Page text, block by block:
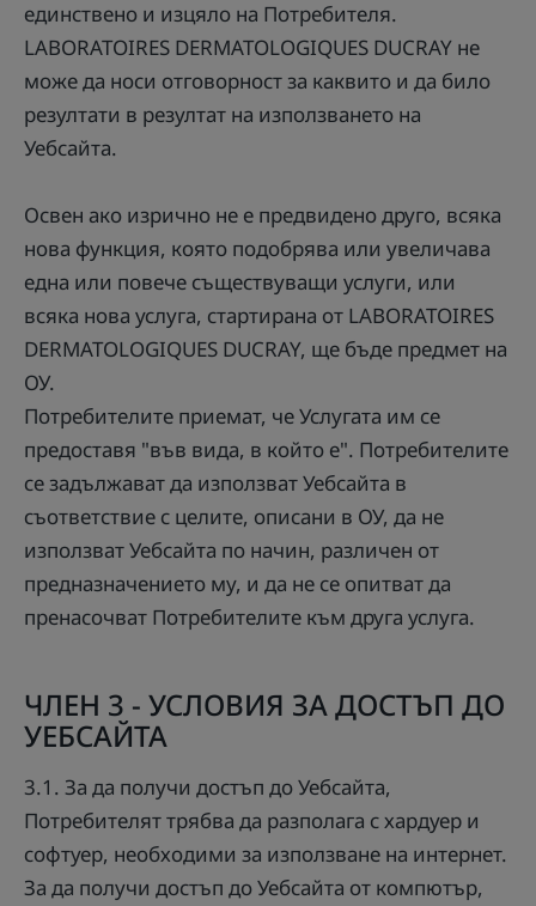
единствено и изцяло на Потребителя.
LABORATOIRES DERMATOLOGIQUES DUCRAY не
може да носи отговорност за каквито и да било
резултати в резултат на използването на
Уебсайта.
Освен ако изрично не е предвидено друго, всяка
нова функция, която подобрява или увеличава
една или повече съществуващи услуги, или
всяка нова услуга, стартирана от LABORATOIRES
DERMATOLOGIQUES DUCRAY, ще бъде предмет на
ОУ.
Потребителите приемат, че Услугата им се
предоставя "във вида, в който е". Потребителите
се задължават да използват Уебсайта в
съответствие с целите, описани в ОУ, да не
използват Уебсайта по начин, различен от
предназначението му, и да не се опитват да
пренасочват Потребителите към друга услуга.
ЧЛЕН 3 - УСЛОВИЯ ЗА ДОСТЪП ДО
УЕБСАЙТА
3.1. За да получи достъп до Уебсайта,
Потребителят трябва да разполага с хардуер и
софтуер, необходими за използване на интернет.
За да получи достъп до Уебсайта от компютър,